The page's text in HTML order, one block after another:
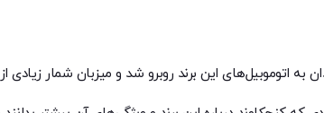
به اتوموبیل‌های این برند روبرو شد و میزبان شمار زیادی